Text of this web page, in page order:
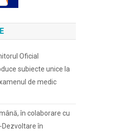
Oficial
subiecte unice la
de medic
în colaborare cu
în